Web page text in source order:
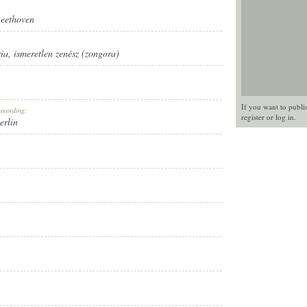
If you want to
register or log in.
, ismeretlen zenész (zongora)